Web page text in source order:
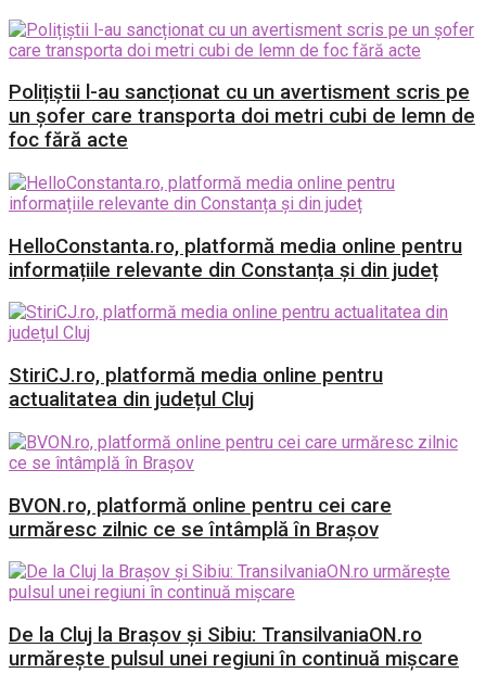
Polițiștii l-au sancționat cu un avertisment scris pe
un șofer care transporta doi metri cubi de lemn de
foc fără acte
HelloConstanta.ro, platformă media online pentru
informațiile relevante din Constanța și din județ
StiriCJ.ro, platformă media online pentru
actualitatea din județul Cluj
BVON.ro, platformă online pentru cei care
urmăresc zilnic ce se întâmplă în Brașov
De la Cluj la Brașov și Sibiu: TransilvaniaON.ro
urmărește pulsul unei regiuni în continuă mișcare